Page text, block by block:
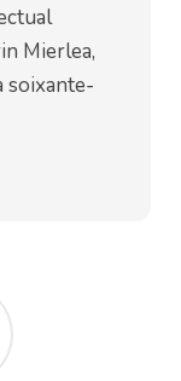
Mierlea,
soixante-